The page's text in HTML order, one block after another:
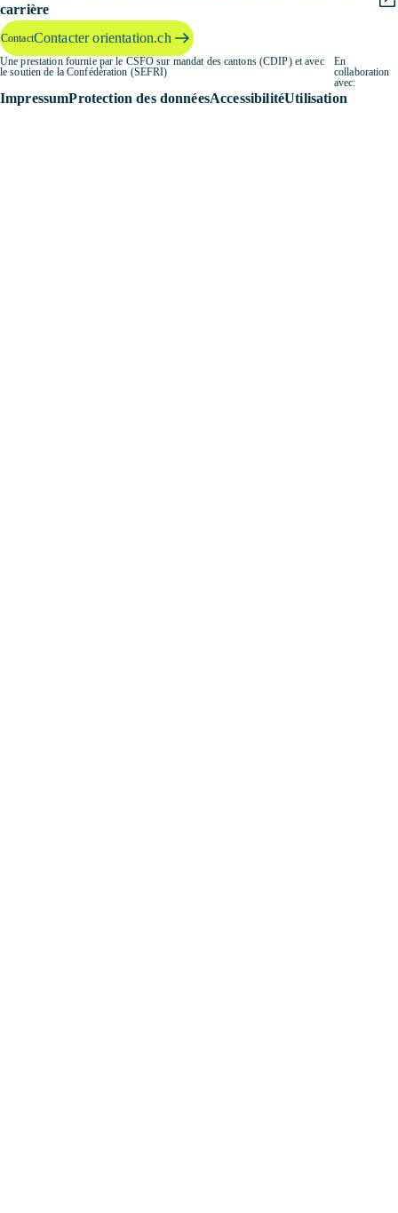
carrière
ContactContacter orientation.ch
Une prestation fournie par le CSFO sur mandat des cantons (CDIP) et avec
le soutien de la Confédération (SEFRI)
En
collaboration
avec:
ImpressumProtection des donnéesAccessibilitéUtilisation